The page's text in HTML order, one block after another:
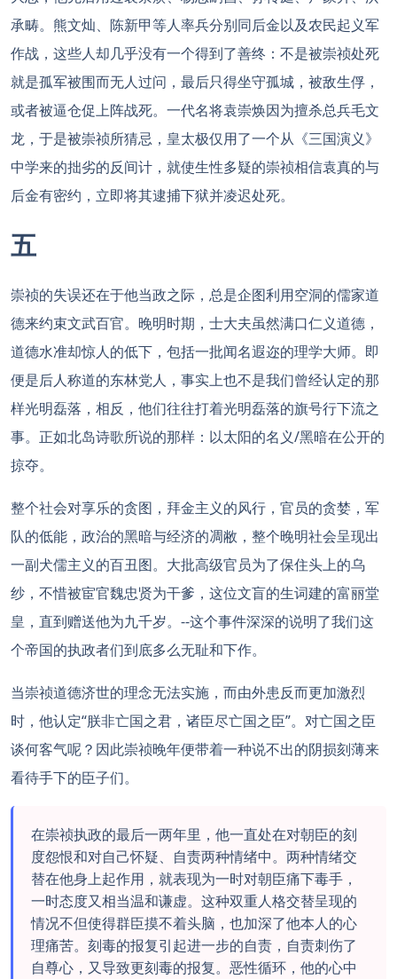
承畴。熊文灿、陈新甲等人率兵分别同后金以及农民起义军
作战，这些人却几乎没有一个得到了善终：不是被崇祯处死
就是孤军被围而无人过问，最后只得坐守孤城，被敌生俘，
或者被逼仓促上阵战死。一代名将袁崇焕因为擅杀总兵毛文
龙，于是被崇祯所猜忌，皇太极仅用了一个从《三国演义》
中学来的拙劣的反间计，就使生性多疑的崇祯相信袁真的与
后金有密约，立即将其逮捕下狱并凌迟处死。
五
崇祯的失误还在于他当政之际，总是企图利用空洞的儒家道
德来约束文武百官。晚明时期，士大夫虽然满口仁义道德，
道德水准却惊人的低下，包括一批闻名遐迩的理学大师。即
便是后人称道的东林党人，事实上也不是我们曾经认定的那
样光明磊落，相反，他们往往打着光明磊落的旗号行下流之
事。正如北岛诗歌所说的那样：以太阳的名义/黑暗在公开的
掠夺。
整个社会对享乐的贪图，拜金主义的风行，官员的贪婪，军
队的低能，政治的黑暗与经济的凋敝，整个晚明社会呈现出
一副犬儒主义的百丑图。大批高级官员为了保住头上的乌
纱，不惜被宦官魏忠贤为干爹，这位文盲的生词建的富丽堂
皇，直到赠送他为九千岁。--这个事件深深的说明了我们这
个帝国的执政者们到底多么无耻和下作。
当崇祯道德济世的理念无法实施，而由外患反而更加激烈
时，他认定“朕非亡国之君，诸臣尽亡国之臣”。对亡国之臣
谈何客气呢？因此崇祯晚年便带着一种说不出的阴损刻薄来
看待手下的臣子们。
在崇祯执政的最后一两年里，他一直处在对朝臣的刻
度怨恨和对自己怀疑、自责两种情绪中。两种情绪交
替在他身上起作用，就表现为一时对朝臣痛下毒手，
一时态度又相当温和谦虚。这种双重人格交替呈现的
情况不但使得群臣摸不着头脑，也加深了他本人的心
理痛苦。刻毒的报复引起进一步的自责，自责刺伤了
自尊心，又导致更刻毒的报复。恶性循环，他的心中